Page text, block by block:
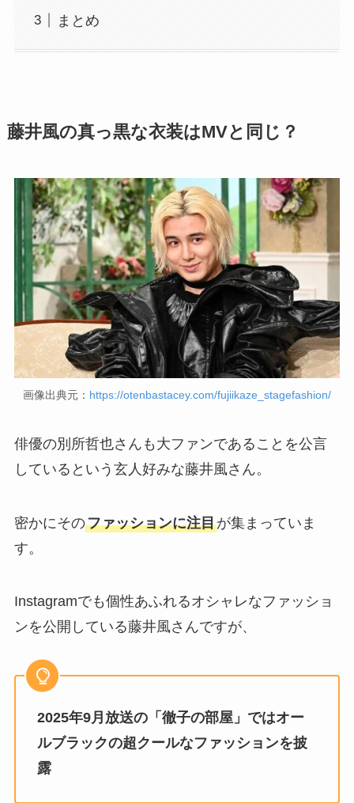
まとめ
藤井風の真っ黒な衣装はMVと同じ？
画像出典元： https://otenbastacey.com/fujiikaze_stagefashion/
俳優の別所哲也さんも大ファンであることを公言
しているという玄人好みな藤井風さん。
密かにそのファッションに注目が集まっていま
す。
Instagramでも個性あふれるオシャレなファッショ
ンを公開している藤井風さんですが、
2025年9月放送の「徹子の部屋」ではオー
ルブラックの超クールなファッションを披
露